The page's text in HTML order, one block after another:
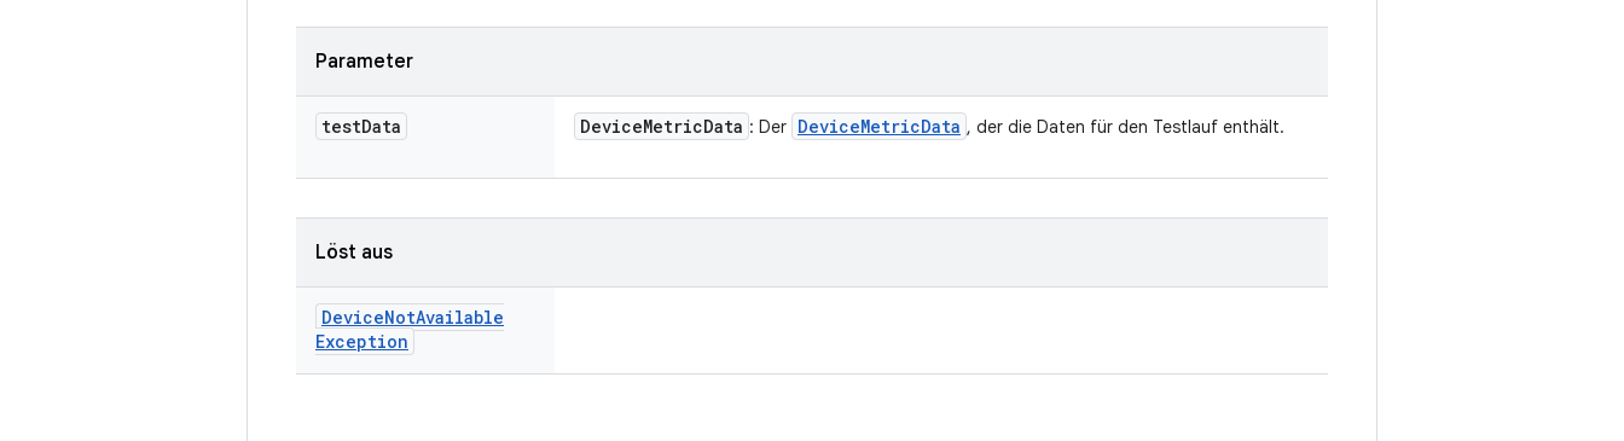
Parameter
testData DeviceMetricData : Der DeviceMetricData , der die Daten für den Testlauf enthält.
Löst aus
DeviceNotAvailable
Exception